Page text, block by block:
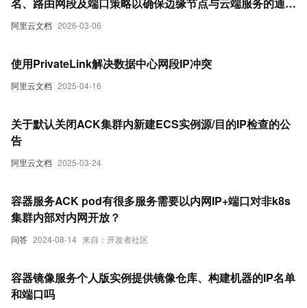
阿里云文档 2026-03-06
信。
阿里云文档 2025-04-16
使用PrivateLink解决数据中心网段IP冲突
阿里云文档 2025-03-24
关于默认关闭ACK集群内新建ECS实例源/目的IP检查的公
告
问答 2024-08-14 来自：开发者社区
容器服务ACK pod有很多服务需要以内网IP+端口对非k8s
集群内部对内网开放？
容器镜像服务个人版实例提供镜像仓库、构建机器的IP名单
和端口吗